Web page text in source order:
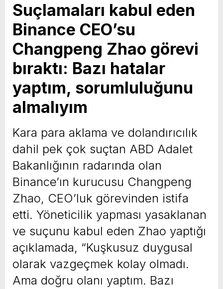
Suçlamaları kabul eden
Binance CEO’su
Changpeng Zhao görevi
bıraktı: Bazı hatalar
yaptım, sorumluluğunu
almalıyım
Kara para aklama ve dolandırıcılık
dahil pek çok suçtan ABD Adalet
Bakanlığının radarında olan
Binance’ın kurucusu Changpeng
Zhao, CEO’luk görevinden istifa
etti. Yöneticilik yapması yasaklanan
ve suçunu kabul eden Zhao yaptığı
açıklamada, “Kuşkusuz duygusal
olarak vazgeçmek kolay olmadı.
Ama doğru olanı yaptım. Bazı